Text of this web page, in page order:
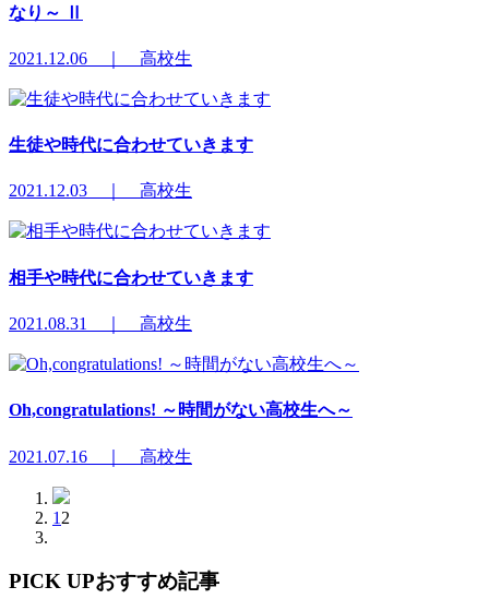
なり～ Ⅱ
2021.12.06 ｜ 高校生
生徒や時代に合わせていきます
2021.12.03 ｜ 高校生
相手や時代に合わせていきます
2021.08.31 ｜ 高校生
Oh,congratulations! ～時間がない高校生へ～
2021.07.16 ｜ 高校生
1 2
PICK UPおすすめ記事